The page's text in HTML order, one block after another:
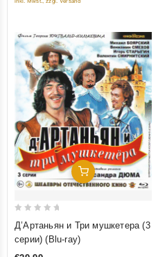
Добавить В Корзину
out
Д’Артаньян и Три мушкетера (3
серии) (Blu-ray)